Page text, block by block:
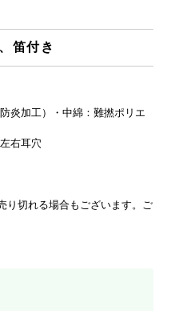
笛付き
炎加工）・中綿：難撚ポリエ
右耳穴
り切れる場合もございます。ご